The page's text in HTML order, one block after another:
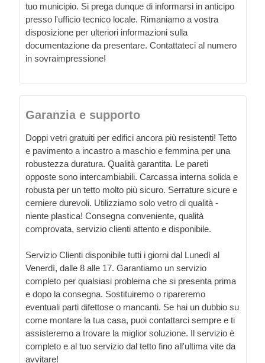
tuo municipio. Si prega dunque di informarsi in anticipo
presso l'ufficio tecnico locale. Rimaniamo a vostra
disposizione per ulteriori informazioni sulla
documentazione da presentare. Contattateci al numero
in sovraimpressione!
Garanzia e supporto
Doppi vetri gratuiti per edifici ancora più resistenti! Tetto
e pavimento a incastro a maschio e femmina per una
robustezza duratura. Qualità garantita. Le pareti
opposte sono intercambiabili. Carcassa interna solida e
robusta per un tetto molto più sicuro. Serrature sicure e
cerniere durevoli. Utilizziamo solo vetro di qualità -
niente plastica! Consegna conveniente, qualità
comprovata, servizio clienti attento e disponibile.
Servizio Clienti disponibile tutti i giorni dal Lunedì al
Venerdì, dalle 8 alle 17. Garantiamo un servizio
completo per qualsiasi problema che si presenta prima
e dopo la consegna. Sostituiremo o ripareremo
eventuali parti difettose o mancanti. Se hai un dubbio su
come montare la tua casa, puoi contattarci sempre e ti
assisteremo a trovare la miglior soluzione. Il servizio è
completo e al tuo servizio dal tetto fino all'ultima vite da
avvitare!